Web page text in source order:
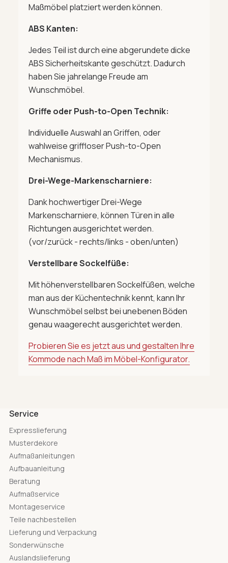
Maßmöbel platziert werden können.
ABS Kanten:
Jedes Teil ist durch eine abgerundete dicke
ABS Sicherheitskante geschützt. Dadurch
haben Sie jahrelange Freude am
Wunschmöbel.
Griffe oder Push-to-Open Technik:
Individuelle Auswahl an Griffen, oder
wahlweise griffloser Push-to-Open
Mechanismus.
Drei-Wege-Markenscharniere:
Dank hochwertiger Drei-Wege
Markenscharniere, können Türen in alle
Richtungen ausgerichtet werden.
(vor/zurück - rechts/links - oben/unten)
Verstellbare Sockelfüße:
Mit höhenverstellbaren Sockelfüßen, welche
man aus der Küchentechnik kennt, kann Ihr
Wunschmöbel selbst bei unebenen Böden
genau waagerecht ausgerichtet werden.
Probieren Sie es jetzt aus und gestalten Ihre
Kommode nach Maß im Möbel-Konfigurator.
Service
Expresslieferung
Musterdekore
Aufmaßanleitungen
Aufbauanleitung
Beratung
Aufmaßservice
Montageservice
Teile nachbestellen
Lieferung und Verpackung
Sonderwünsche
Auslandslieferung